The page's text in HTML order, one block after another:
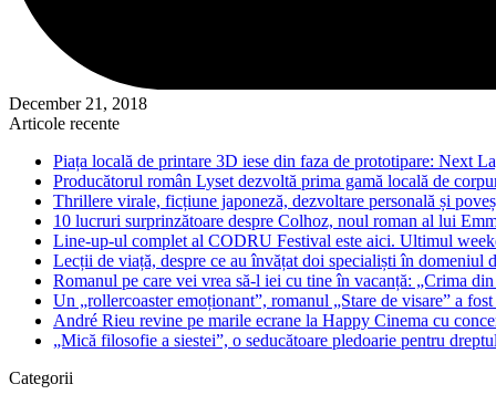
December 21, 2018
Articole recente
Piața locală de printare 3D iese din faza de prototipare: Next
Producătorul român Lyset dezvoltă prima gamă locală de
Thrillere virale, ficțiune japoneză, dezvoltare personală și
10 lucruri surprinzătoare despre Colhoz, noul roman al lui
Line-up-ul complet al CODRU Festival este aici. Ultimul
Lecții de viață, despre ce au învățat doi specialiști în
Romanul pe care vei vrea să-l iei cu tine în vacanță: „Crima
Un „rollercoaster emoționant”, romanul „Stare de visare” a
André Rieu revine pe marile ecrane la Happy Cinema cu
„Mică filosofie a siestei”, o seducătoare pledoarie pentru
Categorii